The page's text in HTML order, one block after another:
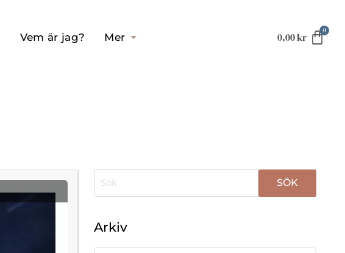
Vem är jag? Mer 0,00kr
Arkiv